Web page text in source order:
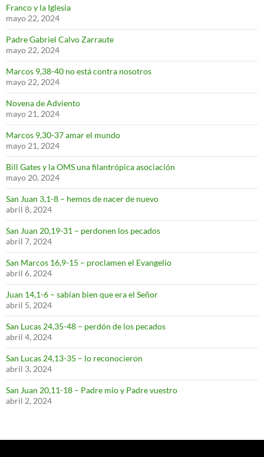
Franco y la Iglesia
mayo 22, 2024
Padre Gabriel Calvo Zarraute
mayo 22, 2024
Marcos 9,38-40 no está contra nosotros
mayo 22, 2024
Novena de Adviento
mayo 21, 2024
Marcos 9,30-37 amar el mundo
mayo 21, 2024
Bill Gates y la OMS una filantrópica asociación
mayo 20, 2024
San Juan 3,1-8 – hemos de nacer de nuevo
abril 8, 2024
San Juan 20,19-31 – perdonen los pecados
abril 7, 2024
San Marcos 16,9-15 – proclamen el Evangelio
abril 6, 2024
Juan 14,1-6 – sabían bien que era el Señor
abril 5, 2024
San Lucas 24,35-48 – perdón de los pecados
abril 4, 2024
San Lucas 24,13-35 – lo reconocieron
abril 3, 2024
San Juan 20,11-18 – Padre mío y Padre vuestro
abril 2, 2024